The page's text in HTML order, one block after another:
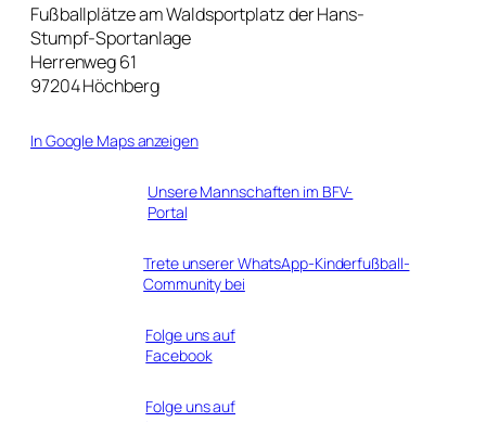
Fußballplätze am Waldsportplatz der Hans-
Stumpf-Sportanlage
Herrenweg 61
97204 Höchberg
In Google Maps anzeigen
Unsere Mannschaften im BFV-
Portal
Trete unserer WhatsApp-Kinderfußball-
Community bei
Folge uns auf
Facebook
Folge uns auf